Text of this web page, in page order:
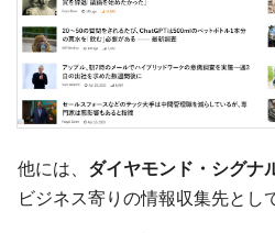
他には、 ダイヤモンド・シグナ
ビジネス寄りの情報収集先とし